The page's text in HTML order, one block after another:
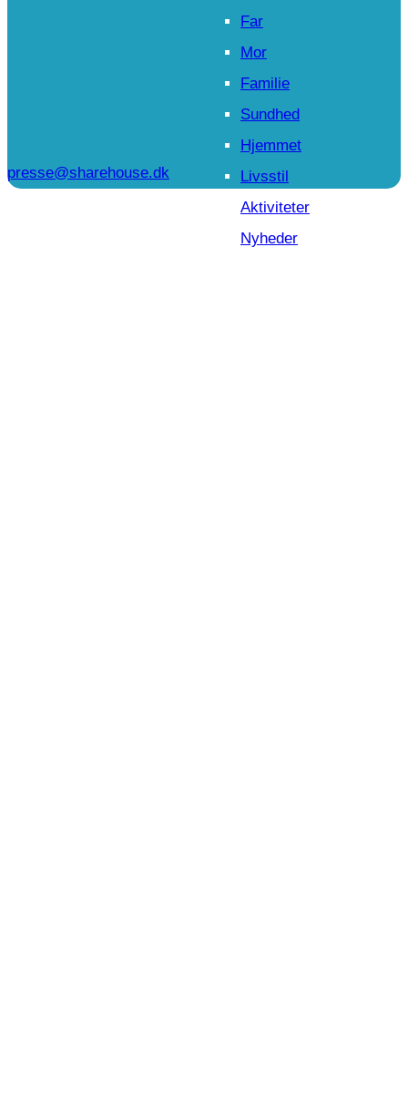
Far
Mor
Familie
Sundhed
Hjemmet
Livsstil
Aktiviteter
Nyheder
presse@sharehouse.dk